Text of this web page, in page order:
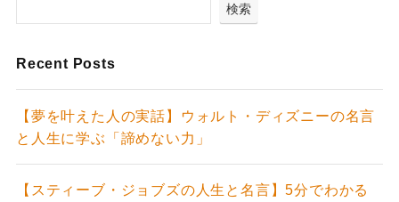
検索
Recent Posts
【夢を叶えた人の実話】ウォルト・ディズニーの名言
と人生に学ぶ「諦めない力」
【スティーブ・ジョブズの人生と名言】5分でわかる